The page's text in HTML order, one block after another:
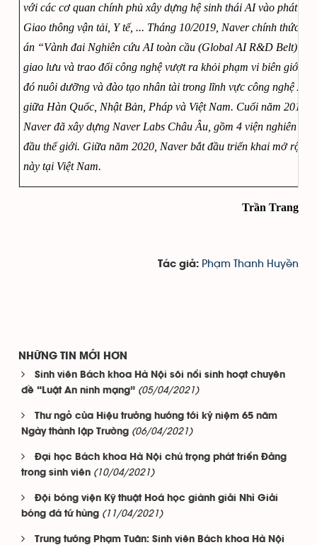
với các cơ quan chính phủ xây dựng hệ sinh thái AI vào phát
Giao thông vận tải, Y tế, ... Tháng 10/2019, Naver chính thức
án “Vành đai Nghiên cứu AI toàn cầu (Global AI R&D Belt)”
giao lưu và trao đổi công nghệ vượt ra khỏi phạm vi biên giới
đó nuôi dưỡng và đào tạo nhân tài trong lĩnh vực công nghệ AI
giữa Hàn Quốc, Nhật Bản, Pháp và Việt Nam. Cuối năm 2019,
Naver đã xây dựng Naver Labs Châu Âu, gồm 4 viện nghiên
đầu thế giới. Giữa năm 2020, Naver bắt đầu triển khai mở rộng
này tại Việt Nam.
Trần Trang
Tác giả: Phạm Thanh Huyền
NHỮNG TIN MỚI HƠN
Sinh viên Bách khoa Hà Nội sôi nổi sinh hoạt chuyên
đề “Luật An ninh mạng” (05/04/2021)
Thư ngỏ của Hiệu trưởng hướng tới kỷ niệm 65 năm
Ngày thành lập Trường (06/04/2021)
Đại học Bách khoa Hà Nội chú trọng phát triển Đảng
trong sinh viên (10/04/2021)
Đội bóng viện Kỹ thuật Hoá học giành giải Nhì Giải
bóng đá tứ hùng (11/04/2021)
Trung tướng Phạm Tuân: Sinh viên Bách khoa Hà Nội